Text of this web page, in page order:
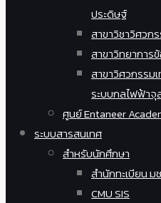
ประดิษฐ์
สาขาวิชาวิศวก
สาขาวิทยาการ
สาขาวิศวกรรม
ระบบกลไฟฟ้าจุ
ศูนย์ Entaneer
ระบบสารสนเทศ
สำหรับนักศึกษา
สำนักทะเบียน ม
CMU SIS